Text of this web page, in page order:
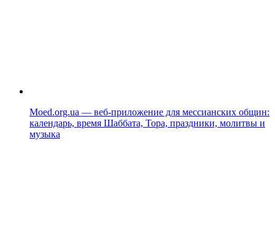
Moed.org.ua — веб-приложение для мессианских общин:
календарь, время Шаббата, Тора, праздники, молитвы и
музыка